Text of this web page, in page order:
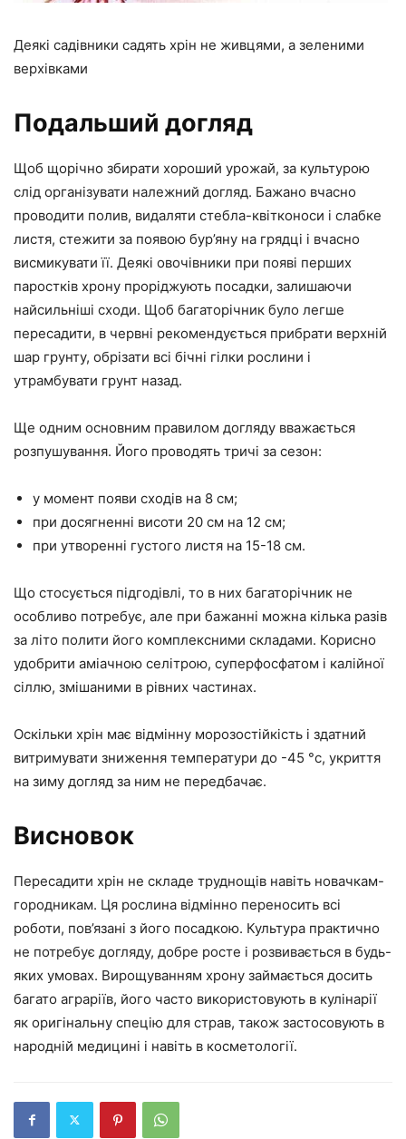
Деякі садівники садять хрін не живцями, а зеленими
верхівками
Подальший догляд
Щоб щорічно збирати хороший урожай, за культурою
слід організувати належний догляд. Бажано вчасно
проводити полив, видаляти стебла-квітконоси і слабке
листя, стежити за появою бур’яну на грядці і вчасно
висмикувати її. Деякі овочівники при появі перших
паростків хрону проріджують посадки, залишаючи
найсильніші сходи. Щоб багаторічник було легше
пересадити, в червні рекомендується прибрати верхній
шар грунту, обрізати всі бічні гілки рослини і
утрамбувати грунт назад.
Ще одним основним правилом догляду вважається
розпушування. Його проводять тричі за сезон:
у момент появи сходів на 8 см;
при досягненні висоти 20 см на 12 см;
при утворенні густого листя на 15-18 см.
Що стосується підгодівлі, то в них багаторічник не
особливо потребує, але при бажанні можна кілька разів
за літо полити його комплексними складами. Корисно
удобрити аміачною селітрою, суперфосфатом і калійної
сіллю, змішаними в рівних частинах.
Оскільки хрін має відмінну морозостійкість і здатний
витримувати зниження температури до -45 °с, укриття
на зиму догляд за ним не передбачає.
Висновок
Пересадити хрін не складе труднощів навіть новачкам-
городникам. Ця рослина відмінно переносить всі
роботи, пов’язані з його посадкою. Культура практично
не потребує догляду, добре росте і розвивається в будь-
яких умовах. Вирощуванням хрону займається досить
багато аграріїв, його часто використовують в кулінарії
як оригінальну спецію для страв, також застосовують в
народній медицині і навіть в косметології.